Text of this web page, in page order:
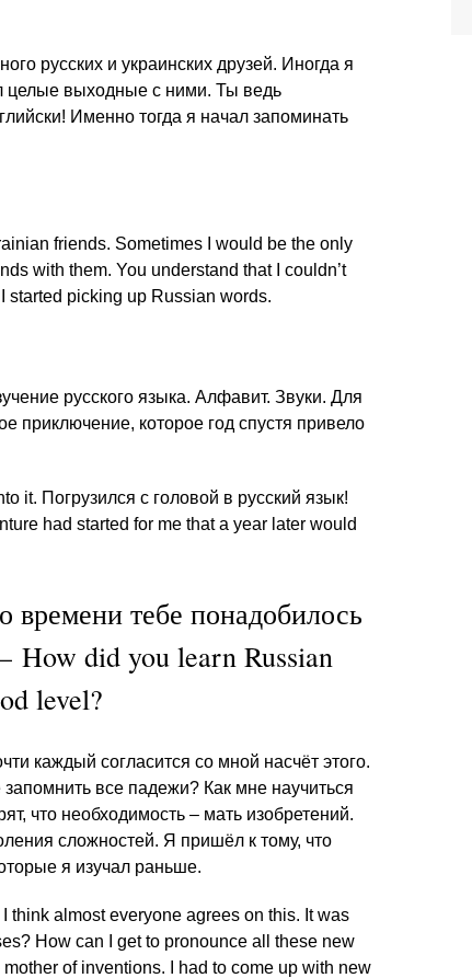
русских и украинских друзей. Иногда я
целые выходные с ними. Ты ведь
Именно тогда я начал запоминать
friends. Sometimes I would be the only
with them. You understand that I couldn’t
started picking up Russian words.
русского языка. Алфавит. Звуки. Для
приключение, которое год спустя привело
it. Погрузился с головой в русский язык!
had started for me that a year later would
времени тебе понадобилось
How did you learn Russian
level?
каждый согласится со мной насчёт этого.
все падежи? Как мне научиться
что необходимость – мать изобретений.
сложностей. Я пришёл к тому, что
я изучал раньше.
almost everyone agrees on this. It was
How can I get to pronounce all these new
of inventions. I had to come up with new